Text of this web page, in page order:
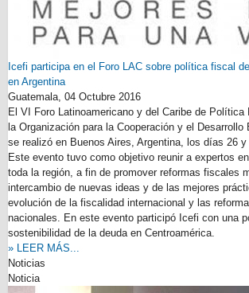
Icefi participa en el Foro LAC sobre política fiscal
en Argentina
Guatemala, 04 Octubre 2016
El VI Foro Latinoamericano y del Caribe de Política
la Organización para la Cooperación y el Desarrollo
se realizó en Buenos Aires, Argentina, los días 26
Este evento tuvo como objetivo reunir a expertos
toda la región, a fin de promover reformas fiscales
intercambio de nuevas ideas y de las mejores
evolución de la fiscalidad internacional y las
nacionales. En este evento participó Icefi con una
sostenibilidad de la deuda en Centroamérica.
» LEER MÁS...
Noticias
Noticia